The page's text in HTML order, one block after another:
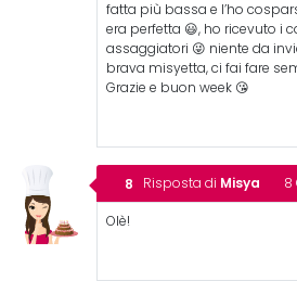
fatta più bassa e l’ho
era perfetta 😃, ho ricevuto i
assaggiatori 😜 niente da
brava misyetta, ci fai fare
Grazie e buon week 😘
Risposta di Misya 8
Olè!